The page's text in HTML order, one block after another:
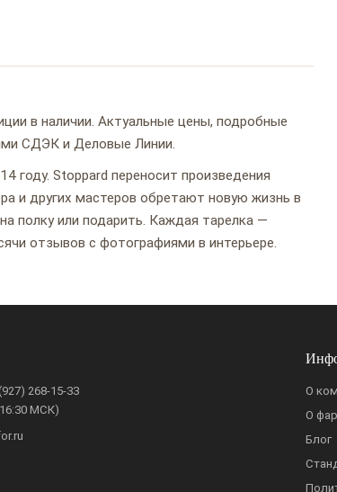
в наличии. Актуальные цены, подробные
СДЭК и Деловые Линии.
году. Stoppard переносит произведения
и других мастеров обретают новую жизнь в
полку или подарить. Каждая тарелка —
отзывов с фотографиями в интерьере.
268-15-33
МСК)
О
О
Блог